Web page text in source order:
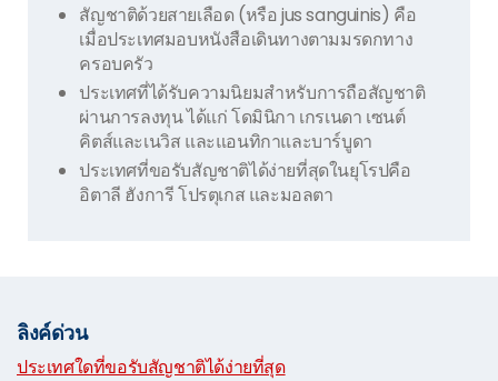
สัญชาติด้วยสายเลือด (หรือ jus sanguinis) คือ
เมื่อประเทศมอบหนังสือเดินทางตามมรดกทาง
ครอบครัว
ประเทศที่ได้รับความนิยมสำหรับการถือสัญชาติ
ผ่านการลงทุน ได้แก่ โดมินิกา เกรเนดา เซนต์
คิตส์และเนวิส และแอนทิกาและบาร์บูดา
ประเทศที่ขอรับสัญชาติได้ง่ายที่สุดในยุโรปคือ
อิตาลี ฮังการี โปรตุเกส และมอลตา
ลิงค์ด่วน
ประเทศใดที่ขอรับสัญชาติได้ง่ายที่สุด